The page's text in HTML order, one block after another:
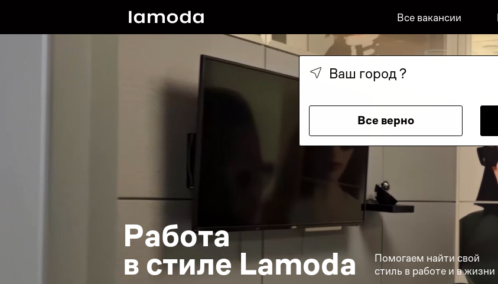
Все вакансии
Ваш город?
Все верно
Работа
в стиле Lamoda
Помогаем найти свой
стиль в работе и в жизни